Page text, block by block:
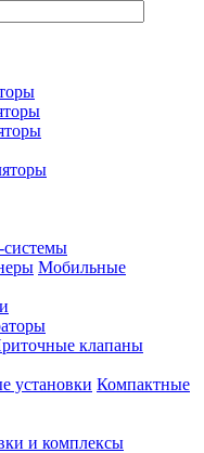
Мобильные
клапаны
Компактные
и комплексы